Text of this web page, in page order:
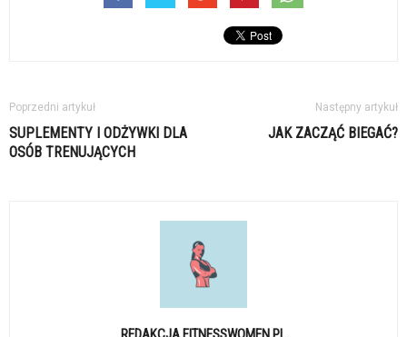
Poprzedni artykuł
SUPLEMENTY I ODŻYWKI DLA
OSÓB TRENUJĄCYCH
Następny artykuł
JAK ZACZĄĆ BIEGAĆ?